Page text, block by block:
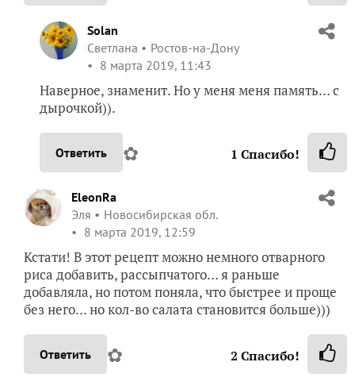
Solan
Светлана
Ростов-на-Дону
8 марта 2019, 11:43
Наверное, знаменит. Но у меня меня память… с
дырочкой)).
Ответить ✿ 1 Спасибо!
EleonRa
Эля
Новосибирская обл.
8 марта 2019, 12:59
Кстати! В этот рецепт можно немного отварного
риса добавить, рассыпчатого… я раньше
добавляла, но потом поняла, что быстрее и проще
без него… но кол-во салата становится больше)))
Ответить ✿ 2 Спасибо!